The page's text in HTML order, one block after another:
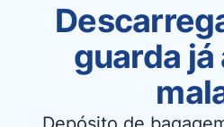
guarda já